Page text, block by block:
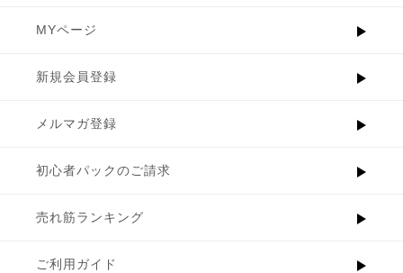
MYページ
新規会員登録
メルマガ登録
初心者パックのご請求
売れ筋ランキング
ご利用ガイド